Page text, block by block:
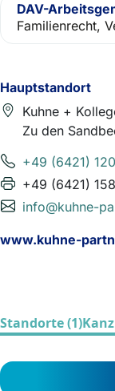
Hauptstandort
Kuhne +
Zu den
+49 (6421)
+49 (6421)
info@kuhne-
www.kuhne-
DAV-
Familienrecht,
Standorte (1)